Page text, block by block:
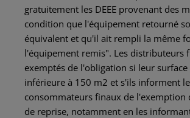
gratuitement les DEEE provenant des
condition que l'équipement retourné
équivalent et qu'il ait rempli la même
l'équipement remis". Les distributeurs
exemptés de l'obligation si leur surface
inférieure à 150 m2 et s'ils informent
consommateurs finaux de l'exemption
de reprise, notamment en les